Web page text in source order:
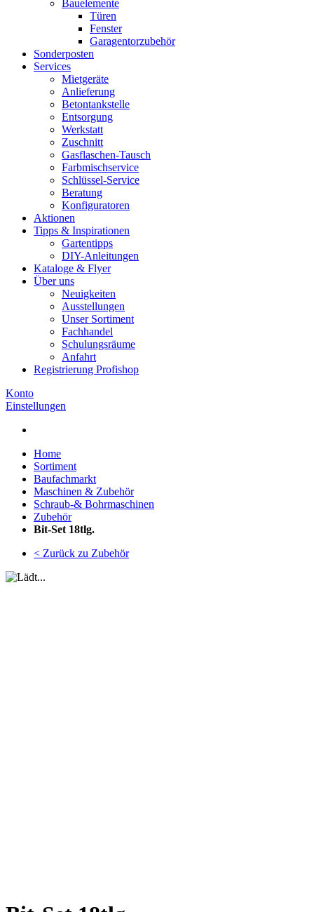
Bauelemente
Türen
Fenster
Garagentorzubehör
Sonderposten
Services
Mietgeräte
Anlieferung
Betontankstelle
Entsorgung
Werkstatt
Zuschnitt
Gasflaschen-Tausch
Farbmischservice
Schlüssel-Service
Beratung
Konfiguratoren
Aktionen
Tipps & Inspirationen
Gartentipps
DIY-Anleitungen
Kataloge & Flyer
Über uns
Neuigkeiten
Ausstellungen
Unser Sortiment
Fachhandel
Schulungsräume
Anfahrt
Registrierung Profishop
Konto
Einstellungen
Home
Sortiment
Baufachmarkt
Maschinen & Zubehör
Schraub-& Bohrmaschinen
Zubehör
Bit-Set 18tlg.
< Zurück zu Zubehör